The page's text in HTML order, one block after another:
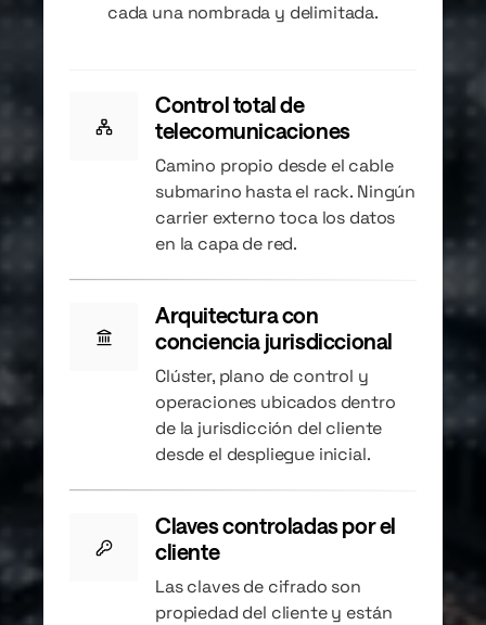
cada una nombrada y delimitada.
Control total de
telecomunicaciones
Camino propio desde el cable
submarino hasta el rack. Ningún
carrier externo toca los datos
en la capa de red.
Arquitectura con
conciencia jurisdiccional
Clúster, plano de control y
operaciones ubicados dentro
de la jurisdicción del cliente
desde el despliegue inicial.
Claves controladas por el
cliente
Las claves de cifrado son
propiedad del cliente y están